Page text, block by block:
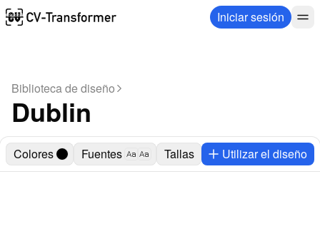
Iniciar sesión
Biblioteca de diseño
Dublin
Colores Fuentes Aa Aa Tallas Utilizar el diseño